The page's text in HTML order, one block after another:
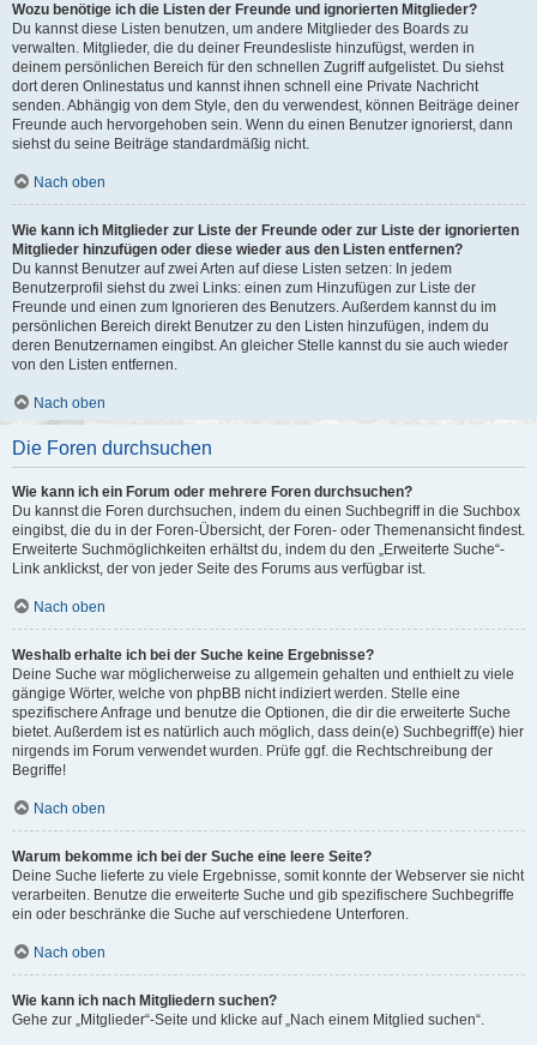
Wozu benötige ich die Listen der Freunde und ignorierten Mitglieder?
Du kannst diese Listen benutzen, um andere Mitglieder des Boards zu
verwalten. Mitglieder, die du deiner Freundesliste hinzufügst, werden in
deinem persönlichen Bereich für den schnellen Zugriff aufgelistet. Du siehst
dort deren Onlinestatus und kannst ihnen schnell eine Private Nachricht
senden. Abhängig von dem Style, den du verwendest, können Beiträge deiner
Freunde auch hervorgehoben sein. Wenn du einen Benutzer ignorierst, dann
siehst du seine Beiträge standardmäßig nicht.
Nach oben
Wie kann ich Mitglieder zur Liste der Freunde oder zur Liste der ignorierten
Mitglieder hinzufügen oder diese wieder aus den Listen entfernen?
Du kannst Benutzer auf zwei Arten auf diese Listen setzen: In jedem
Benutzerprofil siehst du zwei Links: einen zum Hinzufügen zur Liste der
Freunde und einen zum Ignorieren des Benutzers. Außerdem kannst du im
persönlichen Bereich direkt Benutzer zu den Listen hinzufügen, indem du
deren Benutzernamen eingibst. An gleicher Stelle kannst du sie auch wieder
von den Listen entfernen.
Nach oben
Die Foren durchsuchen
Wie kann ich ein Forum oder mehrere Foren durchsuchen?
Du kannst die Foren durchsuchen, indem du einen Suchbegriff in die Suchbox
eingibst, die du in der Foren-Übersicht, der Foren- oder Themenansicht findest.
Erweiterte Suchmöglichkeiten erhältst du, indem du den „Erweiterte Suche“-
Link anklickst, der von jeder Seite des Forums aus verfügbar ist.
Nach oben
Weshalb erhalte ich bei der Suche keine Ergebnisse?
Deine Suche war möglicherweise zu allgemein gehalten und enthielt zu viele
gängige Wörter, welche von phpBB nicht indiziert werden. Stelle eine
spezifischere Anfrage und benutze die Optionen, die dir die erweiterte Suche
bietet. Außerdem ist es natürlich auch möglich, dass dein(e) Suchbegriff(e) hier
nirgends im Forum verwendet wurden. Prüfe ggf. die Rechtschreibung der
Begriffe!
Nach oben
Warum bekomme ich bei der Suche eine leere Seite?
Deine Suche lieferte zu viele Ergebnisse, somit konnte der Webserver sie nicht
verarbeiten. Benutze die erweiterte Suche und gib spezifischere Suchbegriffe
ein oder beschränke die Suche auf verschiedene Unterforen.
Nach oben
Wie kann ich nach Mitgliedern suchen?
Gehe zur „Mitglieder“-Seite und klicke auf „Nach einem Mitglied suchen“.